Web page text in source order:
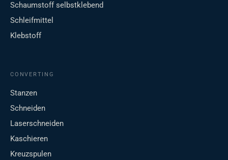
Schaumstoff selbstklebend
Schleifmittel
Klebstoff
CONVERTING
Stanzen
Schneiden
Laserschneiden
Kaschieren
Kreuzspulen